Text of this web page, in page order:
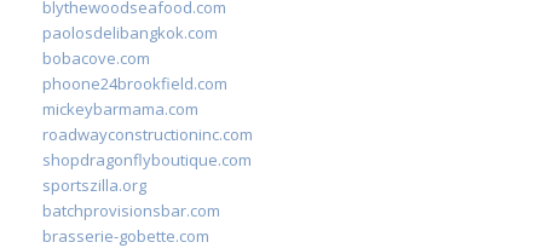
blythewoodseafood.com
paolosdelibangkok.com
bobacove.com
phoone24brookfield.com
mickeybarmama.com
roadwayconstructioninc.com
shopdragonflyboutique.com
sportszilla.org
batchprovisionsbar.com
brasserie-gobette.com